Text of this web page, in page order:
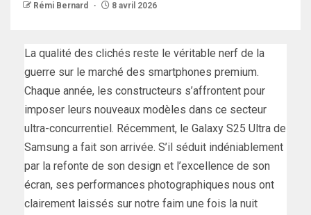
Rémi Bernard 8 avril 2026
La qualité des clichés reste le véritable nerf de la
guerre sur le marché des smartphones premium.
Chaque année, les constructeurs s’affrontent pour
imposer leurs nouveaux modèles dans ce secteur
ultra-concurrentiel. Récemment, le Galaxy S25 Ultra de
Samsung a fait son arrivée. S’il séduit indéniablement
par la refonte de son design et l’excellence de son
écran, ses performances photographiques nous ont
clairement laissés sur notre faim une fois la nuit